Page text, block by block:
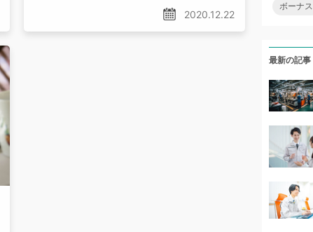
く違う制度によって雇用されています。2020.12.22
ボーナス
最新の記事